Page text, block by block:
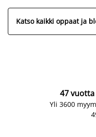
Katso kaikki oppaat ja
47
Yli 3600